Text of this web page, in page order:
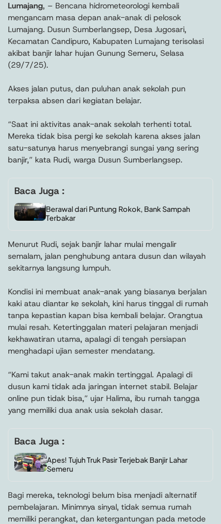
Lumajang, – Bencana hidrometeorologi kembali
mengancam masa depan anak-anak di pelosok
Lumajang. Dusun Sumberlangsep, Desa Jugosari,
Kecamatan Candipuro, Kabupaten Lumajang terisolasi
akibat banjir lahar hujan Gunung Semeru, Selasa
(29/7/25).
Akses jalan putus, dan puluhan anak sekolah pun
terpaksa absen dari kegiatan belajar.
“Saat ini aktivitas anak-anak sekolah terhenti total.
Mereka tidak bisa pergi ke sekolah karena akses jalan
satu-satunya harus menyebrangi sungai yang sering
banjir,” kata Rudi, warga Dusun Sumberlangsep.
Baca Juga :
Berawal dari Puntung Rokok, Bank Sampah
Terbakar
Menurut Rudi, sejak banjir lahar mulai mengalir
semalam, jalan penghubung antara dusun dan wilayah
sekitarnya langsung lumpuh.
Kondisi ini membuat anak-anak yang biasanya berjalan
kaki atau diantar ke sekolah, kini harus tinggal di rumah
tanpa kepastian kapan bisa kembali belajar. Orangtua
mulai resah. Ketertinggalan materi pelajaran menjadi
kekhawatiran utama, apalagi di tengah persiapan
menghadapi ujian semester mendatang.
“Kami takut anak-anak makin tertinggal. Apalagi di
dusun kami tidak ada jaringan internet stabil. Belajar
online pun tidak bisa,” ujar Halima, ibu rumah tangga
yang memiliki dua anak usia sekolah dasar.
Baca Juga :
Apes! Tujuh Truk Pasir Terjebak Banjir Lahar
Semeru
Bagi mereka, teknologi belum bisa menjadi alternatif
pembelajaran. Minimnya sinyal, tidak semua rumah
memiliki perangkat, dan ketergantungan pada metode